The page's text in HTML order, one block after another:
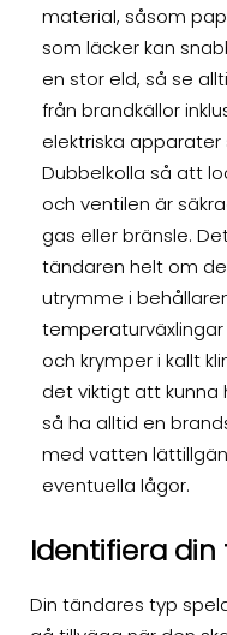
material, såsom
som läcker kan
en stor eld, så se
från brandkällor
elektriska
Dubbelkolla så att
och ventilen är
gas eller bränsle.
tändaren helt om
utrymme i
och krymper i kallt
det viktigt att kunna
så ha alltid en
med vatten
eventuella lågor.
Identifiera
Din tändares typ